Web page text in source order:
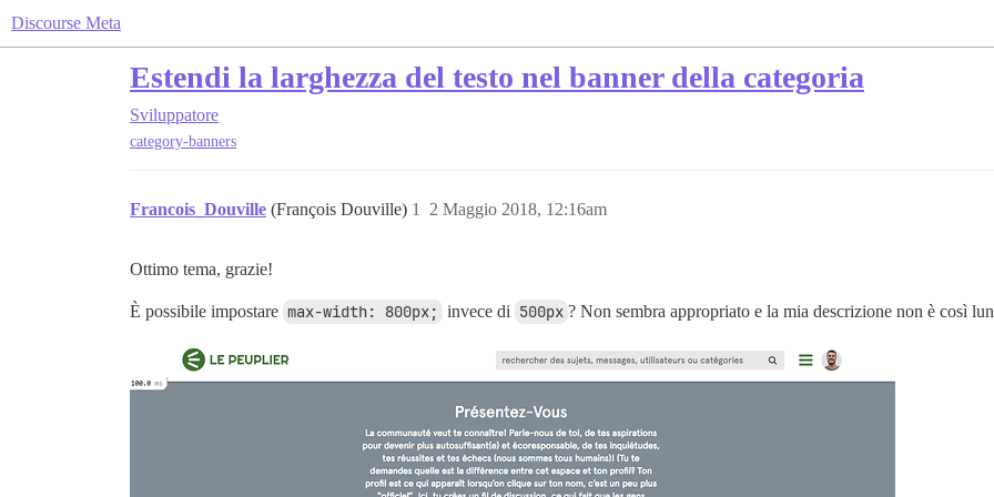
Discourse Meta
Estendi la larghezza del testo nel banner della categoria
Sviluppatore
category-banners
Francois_Douville (François Douville) 2 Maggio 2018, 12:16am
1
Ottimo tema, grazie!
È possibile impostare max-width: 800px; invece di 500px ? Non sembra appropriato e la mia descrizione non è così